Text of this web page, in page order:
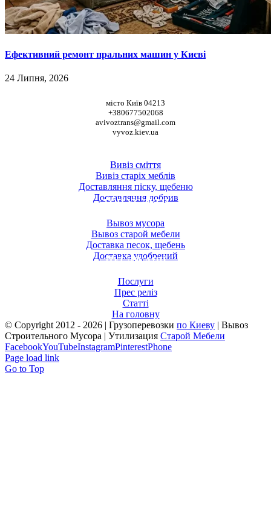
Ефективний ремонт пральних машин у Києві
24 Липня, 2026
місто Київ 04213
+380677502068
avivoztrans@gmail.com
vyvoz.kiev.ua
Вивіз сміття
Вивіз старіх меблів
Доставляння піску, щебеню
Доставляння добрив
ТОП УСЛУГИ
Вывоз мусора
Вывоз старой мебели
Доставка песок, щебень
Доставка удобрений
ПУБЛІКАЦІЇ
Послуги
Прес реліз
Статті
На головну
© Copyright 2012 - 2026 | Грузоперевозки по Киеву | Вывоз
Строительного Мусора | Утилизация Старой Мебели
FacebookYouTubeInstagramPinterestPhone
Page load link
Go to Top